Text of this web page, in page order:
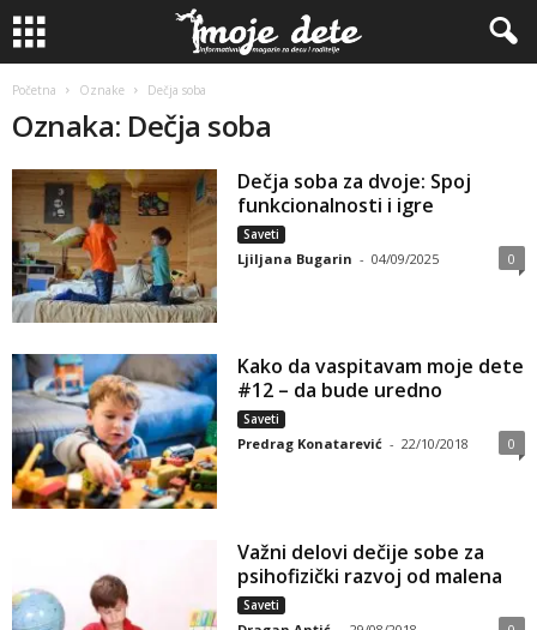
Početna Oznake Dečja soba
Oznaka: Dečja soba
Dečja soba za dvoje: Spoj
funkcionalnosti i igre
Saveti
Ljiljana Bugarin - 04/09/2025 0
Kako da vaspitavam moje dete
#12 – da bude uredno
Saveti
Predrag Konatarević - 22/10/2018 0
Važni delovi dečije sobe za
psihofizički razvoj od malena
Saveti